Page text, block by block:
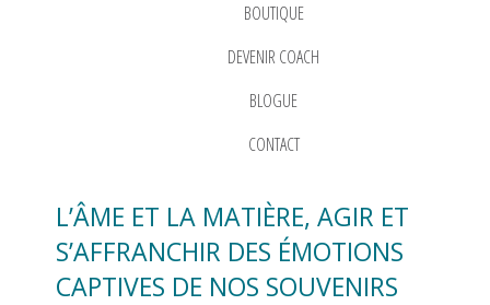
BOUTIQUE
DEVENIR COACH
BLOGUE
CONTACT
L’ÂME ET LA MATIÈRE, AGIR ET
S’AFFRANCHIR DES ÉMOTIONS
CAPTIVES DE NOS SOUVENIRS